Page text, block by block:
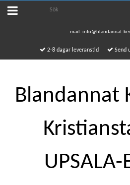
mail: info@blandannat-
2-8 dagar leveranstid Send
Blandannat
UPSALA-